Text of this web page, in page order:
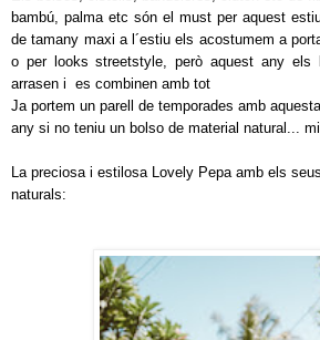
bambú, palma etc són el must per aquest
de tamany maxi a l´estiu els acostumem a
o per looks streetstyle, però aquest any els
arrasen i es combinen amb tot
Ja portem un parell de temporades amb
any si no teniu un bolso de material natural...
La preciosa i estilosa Lovely Pepa amb els
naturals: